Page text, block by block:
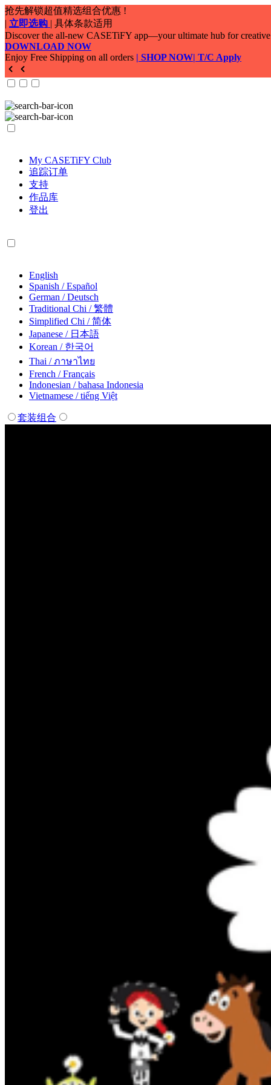
My CASETiFY Club
追踪订单
支持
作品库
登出
English
Spanish / Español
German / Deutsch
Traditional Chi / 繁體
Simplified Chi / 简体
Japanese / 日本語
Korean / 한국어
Thai / ภาษาไทย
French / Français
Indonesian / bahasa Indonesia